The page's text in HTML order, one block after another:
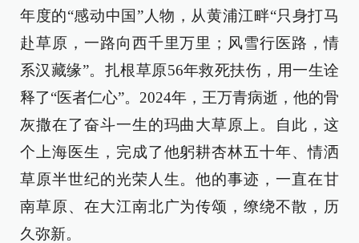
年度的“感动中国”人物，从黄浦江畔“只身打马
赴草原，一路向西千里万里；风雪行医路，情
系汉藏缘”。扎根草原56年救死扶伤，用一生诠
释了“医者仁心”。2024年，王万青病逝，他的骨
灰撒在了奋斗一生的玛曲大草原上。自此，这
个上海医生，完成了他躬耕杏林五十年、情洒
草原半世纪的光荣人生。他的事迹，一直在甘
南草原、在大江南北广为传颂，缭绕不散，历
久弥新。